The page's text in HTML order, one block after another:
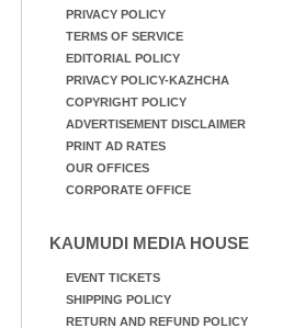
PRIVACY POLICY
TERMS OF SERVICE
EDITORIAL POLICY
PRIVACY POLICY-KAZHCHA
COPYRIGHT POLICY
ADVERTISEMENT DISCLAIMER
PRINT AD RATES
OUR OFFICES
CORPORATE OFFICE
KAUMUDI MEDIA HOUSE
EVENT TICKETS
SHIPPING POLICY
RETURN AND REFUND POLICY